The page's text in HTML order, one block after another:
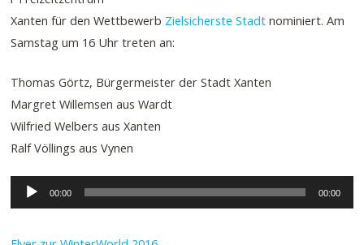
Xanten für den Wettbewerb Zielsicherste Stadt nominiert. Am
Samstag um 16 Uhr treten an:
Thomas Görtz, Bürgermeister der Stadt Xanten
Margret Willemsen aus Wardt
Wilfried Welbers aus Xanten
Ralf Völlings aus Vynen
Audio-
Player
00:00 00:00